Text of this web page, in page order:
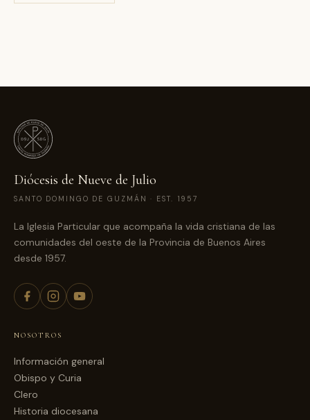
Diócesis de Nueve de Julio
SANTO DOMINGO DE GUZMÁN · EST. 1957
La Iglesia Particular que acompaña la vida cristiana de las
comunidades del oeste de la Provincia de Buenos Aires
desde 1957.
NOSOTROS
Información general
Obispo y Curia
Clero
Historia diocesana